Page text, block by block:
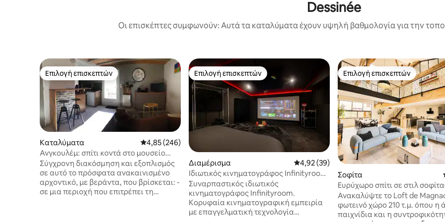
Dessinée
Οι επισκέπτες συμφωνούν: Αυτά τα καταλύματα έχουν υψηλή βαθμολογία για την
Επιλογή επισκεπτών
Επιλογή επισκεπτών
Καταλύματα Μέση βαθμολογία: 4,85 στα 5, 246 κριτικές
4,85 (246)
Ανγκουλέμ: σπίτι κοντά στο μουσείο
κόμικς
Σύγχρονη διακόσμηση και εξοπλισμός
σε αυτό το πρόσφατα ανακαινισμένο
αρχοντικό, με βεράντα, που βρίσκεται: -
σε μια περιοχή που επιτρέπει τη
Επιλογή επισκεπτών
Επιλογή επισκεπτών
Διαμέρισμα Μέση βαθμολογία: 4,92 στα 5, 39 κριτικές
4,92 (39)
Ιδιωτικός κινηματογράφος Infinityroom
Angouleme
Συναρπαστικός ιδιωτικός
κινηματογράφος Infinityroom.
Κορυφαία κινηματογραφική εμπειρία
με επαγγελματική τεχνολογία
Επιλογή επισκεπτών
Επιλογή επισκεπτών
Σοφίτα
Ευρύχωρο σπίτι σε στιλ
μπιλιάρδο
Ανακαλύψτε το Loft de
φωτεινό χώρο 210 τ.μ. όπου η
παιχνίδια και η